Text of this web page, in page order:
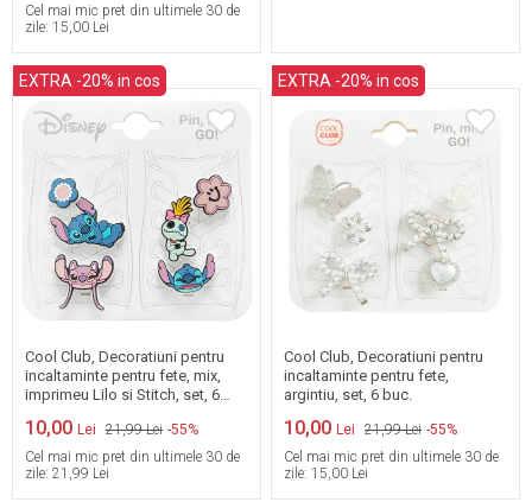
Cel mai mic pret din ultimele 30 de
zile: 15,00 Lei
EXTRA -20% in cos
One Size
Cool Club, Decoratiuni pentru
incaltaminte pentru fete, mix,
imprimeu Lilo si Stitch, set, 6
10,00 Lei 21,99 Lei -55%
Cel mai mic pret din ultimele 30 de
zile: 21,99 Lei
EXTRA -20% in cos
Cool Club, Decoratiuni pentru
incaltaminte pentru fete,
argintiu, set, 6 buc.
10,00 Lei 21,99 Lei -55%
Cel mai mic pret din ultimele 30 de
zile: 15,00 Lei